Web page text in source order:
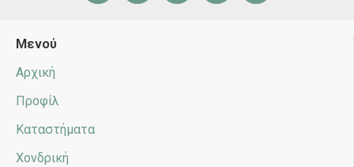
Μενού
Αρχική
Προφίλ
Καταστήματα
Χονδρική